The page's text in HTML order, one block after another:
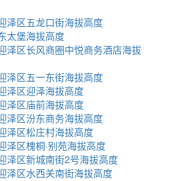
泽区五龙口街海拔高度
太堡海拔高度
泽区长风商圈中悦商务酒店海拔
泽区五一东街海拔高度
泽区迎泽海拔高度
泽区庙前海拔高度
泽区汾东商务海拔高度
泽区松庄村海拔高度
泽区槐桐·别苑海拔高度
泽区新城南街2号海拔高度
泽区水西关南街海拔高度